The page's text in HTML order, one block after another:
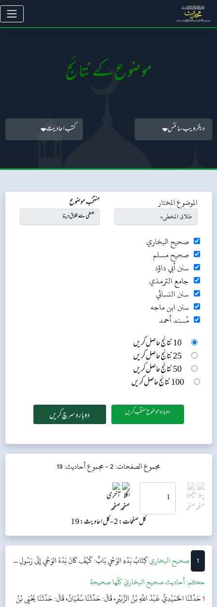
موضوع کے نتائج
دیگر ویب سائٹس کتب احادیث
الموضوع المختار منتخب موضوع
صحيح البخاري
صحيح مسلم
سنن أبي داؤد
جامع الترمذي
سنن النسائي
سنن ابن ماجه
مُسند أحمد
10 نتائج حاصل کریں
25 نتائج حاصل کریں
50 نتائج حاصل کریں
100 نتائج حاصل کریں
دوبارہ موضوع منتخب کریں
مجموع الصفحات: 2 - مجموع أحاديث: 19
کل صفحات: 2 - کل احادیث: 19
1 ‌‌صحيح البخاريكِتَابُ بَدْءِ الوَحْيِبَابٌ: كَيْفَ كَانَ بَدْءُ الوَحْيِ إِلَى رَسُولِ ...
حکم:أحاديث صحيح البخاريّ كلّها صحيحة
1حَدَّثَنَا الحُمَيْدِيُّ عَبْدُ اللَّهِ بْنُ الزُّبَيْرِ، قَالَ: حَدَّثَنَا سُفْيَانُ، قَالَ: حَدَّثَنَا يَحْيَى بْنُ